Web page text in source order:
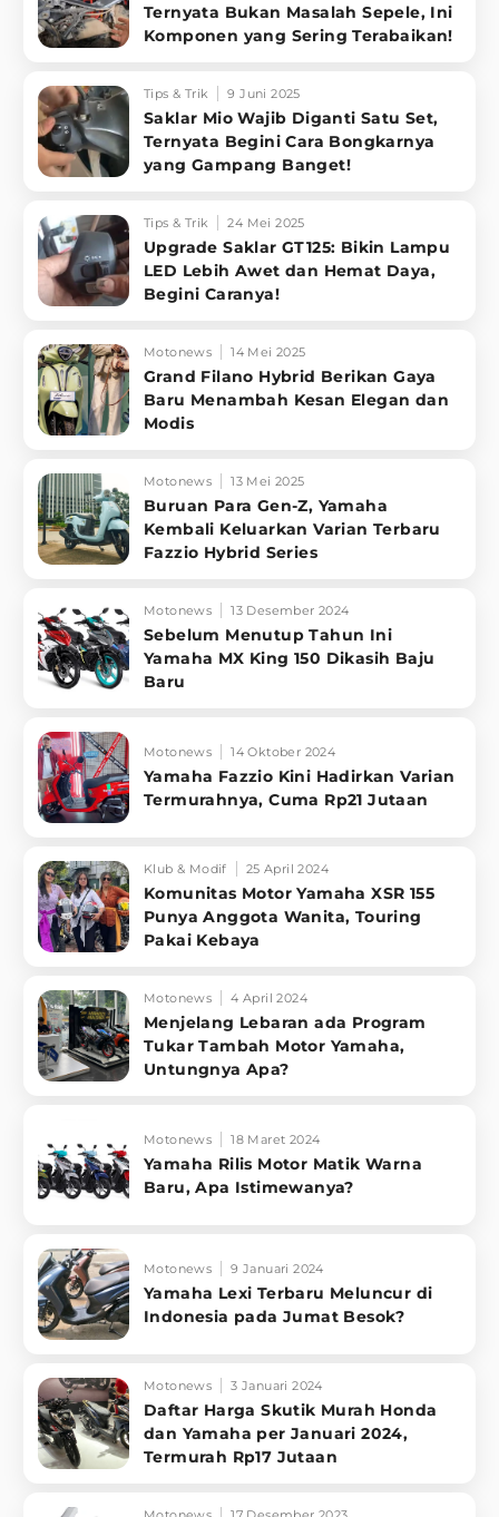
Ternyata Bukan Masalah Sepele, Ini
Komponen yang Sering Terabaikan!
Tips & Trik 9 Juni 2025
Saklar Mio Wajib Diganti Satu Set,
Ternyata Begini Cara Bongkarnya
yang Gampang Banget!
Tips & Trik 24 Mei 2025
Upgrade Saklar GT125: Bikin Lampu
LED Lebih Awet dan Hemat Daya,
Begini Caranya!
Motonews 14 Mei 2025
Grand Filano Hybrid Berikan Gaya
Baru Menambah Kesan Elegan dan
Modis
Motonews 13 Mei 2025
Buruan Para Gen-Z, Yamaha
Kembali Keluarkan Varian Terbaru
Fazzio Hybrid Series
Motonews 13 Desember 2024
Sebelum Menutup Tahun Ini
Yamaha MX King 150 Dikasih Baju
Baru
Motonews 14 Oktober 2024
Yamaha Fazzio Kini Hadirkan Varian
Termurahnya, Cuma Rp21 Jutaan
Klub & Modif 25 April 2024
Komunitas Motor Yamaha XSR 155
Punya Anggota Wanita, Touring
Pakai Kebaya
Motonews 4 April 2024
Menjelang Lebaran ada Program
Tukar Tambah Motor Yamaha,
Untungnya Apa?
Motonews 18 Maret 2024
Yamaha Rilis Motor Matik Warna
Baru, Apa Istimewanya?
Motonews 9 Januari 2024
Yamaha Lexi Terbaru Meluncur di
Indonesia pada Jumat Besok?
Motonews 3 Januari 2024
Daftar Harga Skutik Murah Honda
dan Yamaha per Januari 2024,
Termurah Rp17 Jutaan